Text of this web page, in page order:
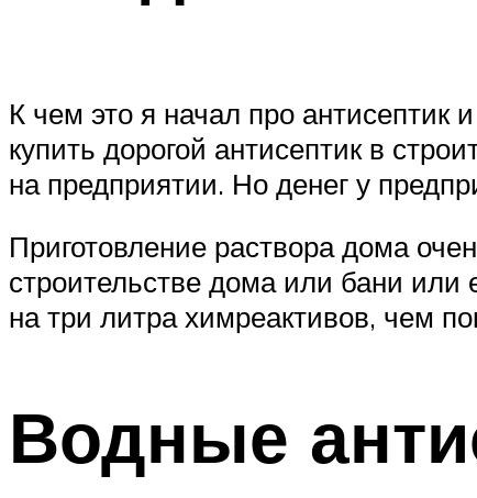
К чем это я начал про антисептик
купить дорогой антисептик в
на предприятии. Но денег у
Приготовление раствора дома
строительстве дома или бани или
на три литра химреактивов, чем
Водные